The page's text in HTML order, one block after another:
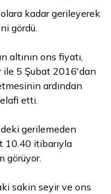
kadar gerileyerek
gördü.
altının ons fiyatı,
ile 5 Şubat 2016'dan
ardından
etti.
gerilemeden
10.40 itibarıyla
görüyor.
sakin seyir ve ons